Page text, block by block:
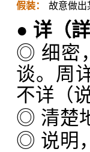
假装： 故意做出
● 详 （
◎ 细密
谈。周
不详（
◎ 清楚
◎ 说明